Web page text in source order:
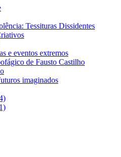
Tessituras Dissidentes
e eventos extremos
de Fausto Castilho
imaginados